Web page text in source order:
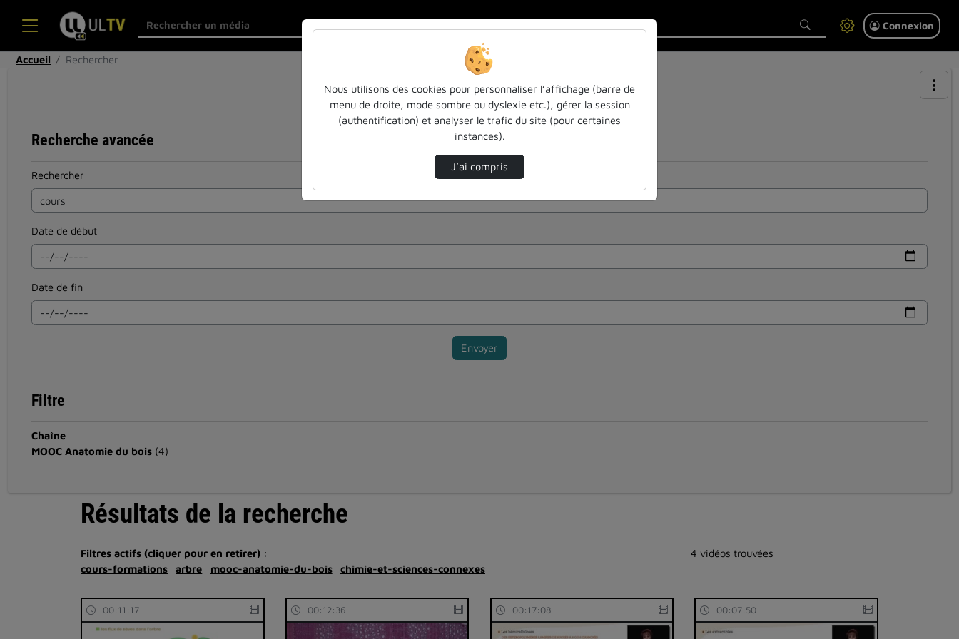
Connexion
Accueil Rechercher
Recherche avancée
Rechercher
Date de début
Date de fin
Envoyer
Filtre
Chaîne
MOOC Anatomie du bois (4)
Résultats de la recherche
Filtres actifs (cliquer pour en retirer) :
cours-formations
arbre mooc-anatomie-du-bois chimie-et-sciences-connexes
4 vidéos trouvées
00:11:17 00:12:36 00:17:08 00:07:50
Nous utilisons des cookies pour personnaliser l’affichage (barre de
menu de droite, mode sombre ou dyslexie etc.), gérer la session
(authentification) et analyser le trafic du site (pour certaines
instances).
J’ai compris